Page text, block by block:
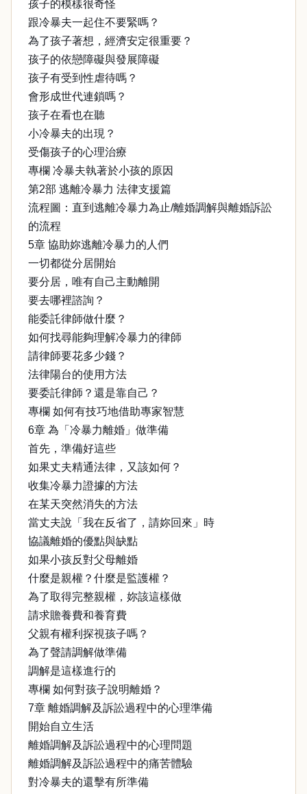
孩子的模樣很奇怪
跟冷暴夫一起住不要緊嗎？
為了孩子著想，經濟安定很重要？
孩子的依戀障礙與發展障礙
孩子有受到性虐待嗎？
會形成世代連鎖嗎？
孩子在看也在聽
小冷暴夫的出現？
受傷孩子的心理治療
專欄 冷暴夫執著於小孩的原因
第2部 逃離冷暴力 法律支援篇
流程圖：直到逃離冷暴力為止/離婚調解與離婚訴訟
的流程
5章 協助妳逃離冷暴力的人們
一切都從分居開始
要分居，唯有自己主動離開
要去哪裡諮詢？
能委託律師做什麼？
如何找尋能夠理解冷暴力的律師
請律師要花多少錢？
法律陽台的使用方法
要委託律師？還是靠自己？
專欄 如何有技巧地借助專家智慧
6章 為「冷暴力離婚」做準備
首先，準備好這些
如果丈夫精通法律，又該如何？
收集冷暴力證據的方法
在某天突然消失的方法
當丈夫說「我在反省了，請妳回來」時
協議離婚的優點與缺點
如果小孩反對父母離婚
什麼是親權？什麼是監護權？
為了取得完整親權，妳該這樣做
請求贍養費和養育費
父親有權利探視孩子嗎？
為了聲請調解做準備
調解是這樣進行的
專欄 如何對孩子說明離婚？
7章 離婚調解及訴訟過程中的心理準備
開始自立生活
離婚調解及訴訟過程中的心理問題
離婚調解及訴訟過程中的痛苦體驗
對冷暴夫的還擊有所準備